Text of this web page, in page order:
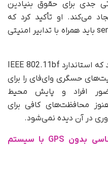
جدی برای حقوق بنیادین
می‌کند. او تأکید کرد که
فناوری‌های مرتبط با وای‌فای sensing باید همراه با تدابیر امنیتی
همچنین پژوهشگران هشدار دادند که استاندارد IEEE 802.11bf
شد، قابلیت‌های حسگری وای‌فای را برای
افراد و پایش محیط
محافظت‌های کافی برای
در آن دیده نمی‌شود.
ردیابی تغییرات زمین شناسی بدون GPS با سیستم